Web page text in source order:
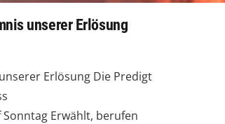
unserer Erlösung
Erlösung Die Predigt
Erwählt, berufen